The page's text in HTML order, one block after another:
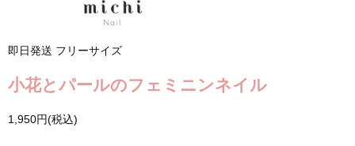
即日発送 フリーサイズ
小花とパールのフェミニンネイル
1,950円(税込)